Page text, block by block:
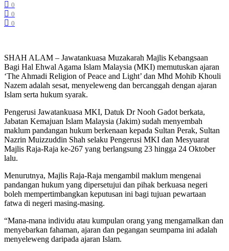
0
0
0
SHAH ALAM – Jawatankuasa Muzakarah Majlis Kebangsaan
Bagi Hal Ehwal Agama Islam Malaysia (MKI) memutuskan ajaran
‘The Ahmadi Religion of Peace and Light’ dan Mhd Mohib Khouli
Nazem adalah sesat, menyeleweng dan bercanggah dengan ajaran
Islam serta hukum syarak.
Pengerusi Jawatankuasa MKI, Datuk Dr Nooh Gadot berkata,
Jabatan Kemajuan Islam Malaysia (Jakim) sudah menyembah
maklum pandangan hukum berkenaan kepada Sultan Perak, Sultan
Nazrin Muizzuddin Shah selaku Pengerusi MKI dan Mesyuarat
Majlis Raja-Raja ke-267 yang berlangsung 23 hingga 24 Oktober
lalu.
Menurutnya, Majlis Raja-Raja mengambil maklum mengenai
pandangan hukum yang dipersetujui dan pihak berkuasa negeri
boleh mempertimbangkan keputusan ini bagi tujuan pewartaan
fatwa di negeri masing-masing.
“Mana-mana individu atau kumpulan orang yang mengamalkan dan
menyebarkan fahaman, ajaran dan pegangan seumpama ini adalah
menyeleweng daripada ajaran Islam.